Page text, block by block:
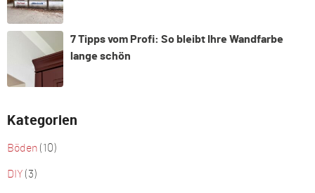
7 Tipps vom Profi: So bleibt Ihre Wandfarbe
lange schön
Kategorien
Böden (10)
DIY (3)